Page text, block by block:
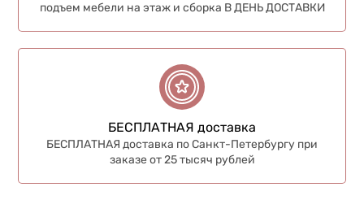
подъем мебели на этаж и сборка В ДЕНЬ ДОСТАВКИ
БЕСПЛАТНАЯ доставка
БЕСПЛАТНАЯ доставка по Санкт-Петербургу при
заказе от 25 тысяч рублей